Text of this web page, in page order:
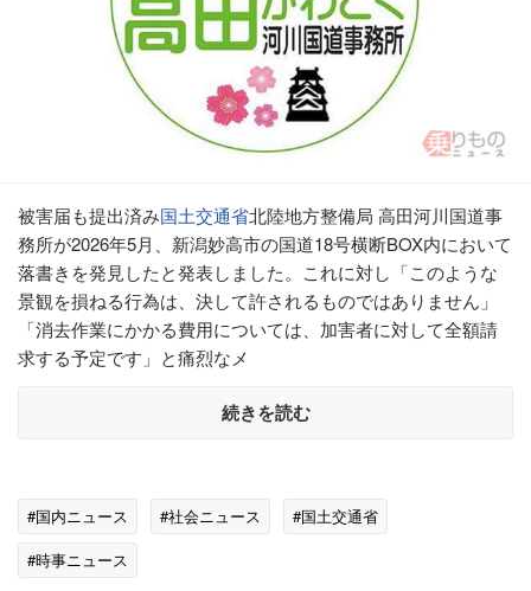
被害届も提出済み国土交通省北陸地方整備局 高田河川国道事
務所が2026年5月、新潟妙高市の国道18号横断BOX内において
落書きを発見したと発表しました。これに対し「このような
景観を損ねる行為は、決して許されるものではありません」
「消去作業にかかる費用については、加害者に対して全額請
求する予定です」と痛烈なメ
続きを読む
#国内ニュース #社会ニュース
#国土交通省
#時事ニュース